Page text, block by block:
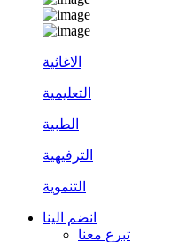
الاغاثية
التعليمية
الطبية
الترفيهية
التنموية
انضم الينا
تبرع معنا